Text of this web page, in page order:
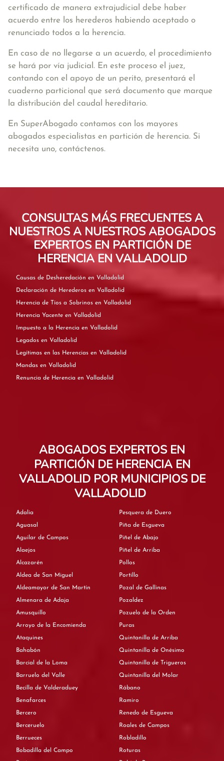
certificado de manera extrajudicial debe haber
acuerdo entre los herederos habiendo aceptado o
renunciado todos a la herencia.
En caso de no llegarse a un acuerdo, el procedimiento
se hará por vía judicial. En este proceso el juez,
contando con el apoyo de un perito, presentará el
cuaderno particional que será documento que marque
la distribución del caudal hereditario.
En SuperAbogado contamos con los mayores
abogados especialistas en partición de herencia. Si
necesita uno, contáctenos.
CONSULTAS MÁS FRECUENTES A
NUESTROS A NUESTROS ABOGADOS
EXPERTOS EN PARTICIÓN DE
HERENCIA EN VALLADOLID
Causas de Desheredación en Valladolid
Declaración de Herederos en Valladolid
Herencia de Tíos a Sobrinos en Valladolid
Herencia Yacente en Valladolid
Impuesto a la Herencia en Valladolid
Legados en Valladolid
Legítimas en las Herencias en Valladolid
Mandas en Valladolid
Renuncia de Herencia en Valladolid
ABOGADOS EXPERTOS EN
PARTICIÓN DE HERENCIA EN
VALLADOLID POR MUNICIPIOS DE
VALLADOLID
Adalia
Aguasal
Aguilar de Campos
Alaejos
Alcazarén
Aldea de San Miguel
Aldeamayor de San Martín
Almenara de Adaja
Amusquillo
Arroyo de la Encomienda
Ataquines
Bahabón
Barcial de la Loma
Barruelo del Valle
Becilla de Valderaduey
Benafarces
Bercero
Berceruelo
Berrueces
Bobadilla del Campo
Pesquera de Duero
Piña de Esgueva
Piñel de Abajo
Piñel de Arriba
Pollos
Portillo
Pozal de Gallinas
Pozaldez
Pozuelo de la Orden
Puras
Quintanilla de Arriba
Quintanilla de Onésimo
Quintanilla de Trigueros
Quintanilla del Molar
Rábano
Ramiro
Renedo de Esgueva
Roales de Campos
Robladillo
Roturas